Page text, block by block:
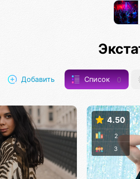
Добавить Список 0
4.50
3
2